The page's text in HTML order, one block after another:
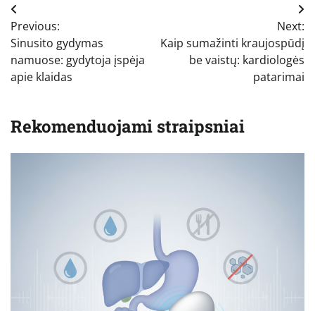
Navigacija
tarp
įrašų
Previous:
Sinusito gydymas
namuose: gydytoja įspėja
apie klaidas
Next:
Kaip sumažinti kraujospūdį
be vaistų: kardiologės
patarimai
Rekomenduojami straipsniai